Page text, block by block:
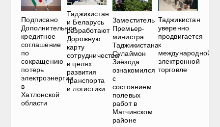
Подписано
Дополнительное
кредитное
соглашение
по
сокращению
потерь
электроэнергии
в
Хатлонской
области
Таджикистан
и Беларусь
разработают
Дорожную
карту
сотрудничества
в целях
развития
транспорта
и логистики
Заместитель
Премьер-
министра
Таджикистана
Сулаймон
Зиёзода
ознакомился
с
состоянием
полевых
работ в
Матчинском
районе
Таджикистан
уверенно
продвигается
к
международной
электронной
торговле